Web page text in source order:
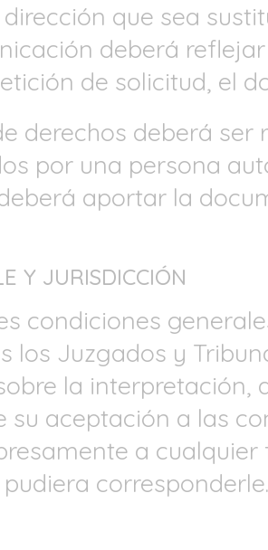
que sea
deberá
de solicitud, el
derechos deberá
por una persona
aportar la
Y JURISDICCIÓN
condiciones
los Juzgados y
la interpretación,
su aceptación a las
a
corresponderle.